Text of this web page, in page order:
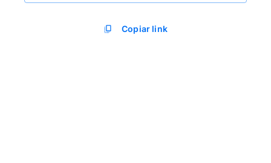
Copiar link